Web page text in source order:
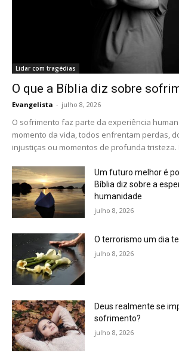
Lidar com tragédias
O que a Bíblia diz sobre
Evangelista - julho 8, 2026
O sofrimento faz parte da experiência
momento da vida, todos enfrentam perdas,
injustiças ou momentos de profunda tristeza.
Um futuro melhor é
Bíblia diz sobre a
humanidade
julho 8, 2026
O terrorismo um dia
julho 8, 2026
Deus realmente se
sofrimento?
julho 8, 2026